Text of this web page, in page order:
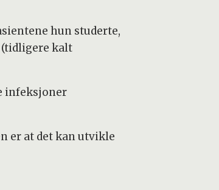
hun studerte,
kalt
infeksjoner
er at det kan utvikle